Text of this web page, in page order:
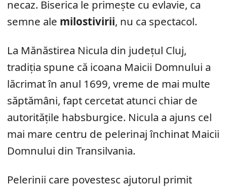
necaz. Biserica le primește cu evlavie, ca
semne ale milostivirii, nu ca spectacol.
La Mănăstirea Nicula din județul Cluj,
tradiția spune că icoana Maicii Domnului a
lăcrimat în anul 1699, vreme de mai multe
săptămâni, fapt cercetat atunci chiar de
autoritățile habsburgice. Nicula a ajuns cel
mai mare centru de pelerinaj închinat Maicii
Domnului din Transilvania.
Pelerinii care povestesc ajutorul primit